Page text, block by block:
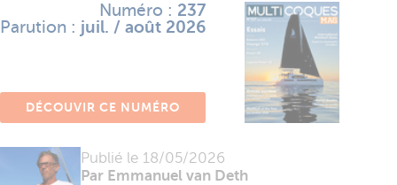
Publié le 18/05/2026
Par Emmanuel van Deth
Numéro : 237
Parution : juil. / août 2026
DÉCOUVIR CE NUMÉRO